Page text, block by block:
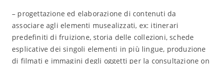
– progettazione ed elaborazione di contenuti da
associare agli elementi musealizzati, ex: itinerari
predefiniti di fruizione, storia delle collezioni, schede
esplicative dei singoli elementi in più lingue, produzione
di filmati e immagini degli oggetti per la consultazione on